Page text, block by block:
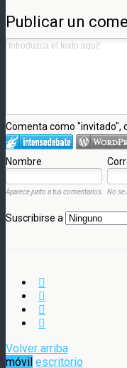
Publicar un
Comenta como "invitado",
Nombre
Aparece junto a tus comentarios. No se
Suscribirse a
Volver arriba
móvil escritorio